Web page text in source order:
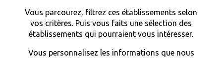
Vous parcourez, filtrez ces établissements selon
vos critères. Puis vous faits une sélection des
établissements qui pourraient vous intéresser.
Vous personnalisez les informations que nous